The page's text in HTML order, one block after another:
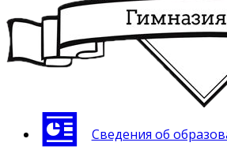
Сведения об